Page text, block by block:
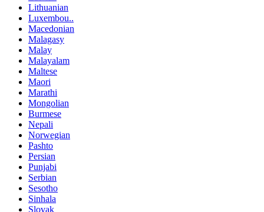
Lithuanian
Luxembou..
Macedonian
Malagasy
Malay
Malayalam
Maltese
Maori
Marathi
Mongolian
Burmese
Nepali
Norwegian
Pashto
Persian
Punjabi
Serbian
Sesotho
Sinhala
Slovak